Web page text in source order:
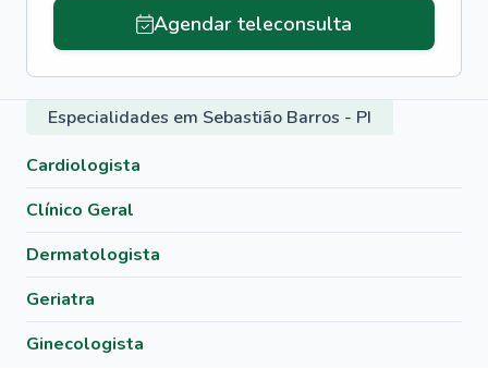
Agendar teleconsulta
Especialidades em Sebastião Barros - PI
Cardiologista
Clínico Geral
Dermatologista
Geriatra
Ginecologista